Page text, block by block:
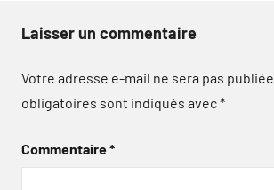
Laisser un commentaire
Votre adresse e-mail ne sera pas publiée.
obligatoires sont indiqués avec*
Commentaire*